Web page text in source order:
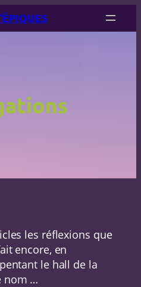
les réflexions que
encore, en
le hall de la
nom …